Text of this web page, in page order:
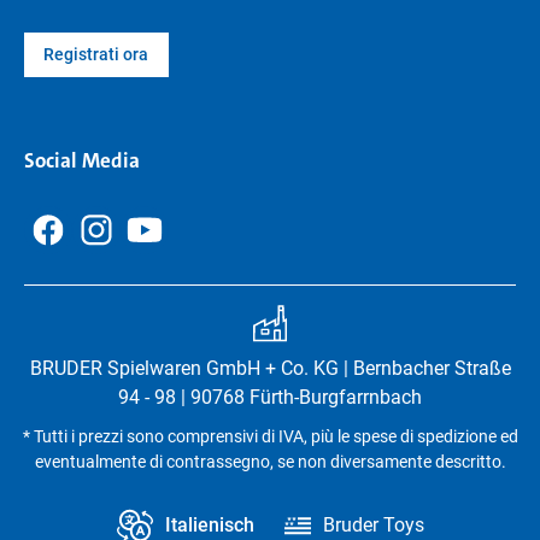
Registrati ora
Social Media
BRUDER Spielwaren GmbH + Co. KG | Bernbacher Straße
94 - 98 | 90768 Fürth-Burgfarrnbach
* Tutti i prezzi sono comprensivi di IVA, più le spese di spedizione ed
eventualmente di contrassegno, se non diversamente descritto.
Italienisch Bruder Toys